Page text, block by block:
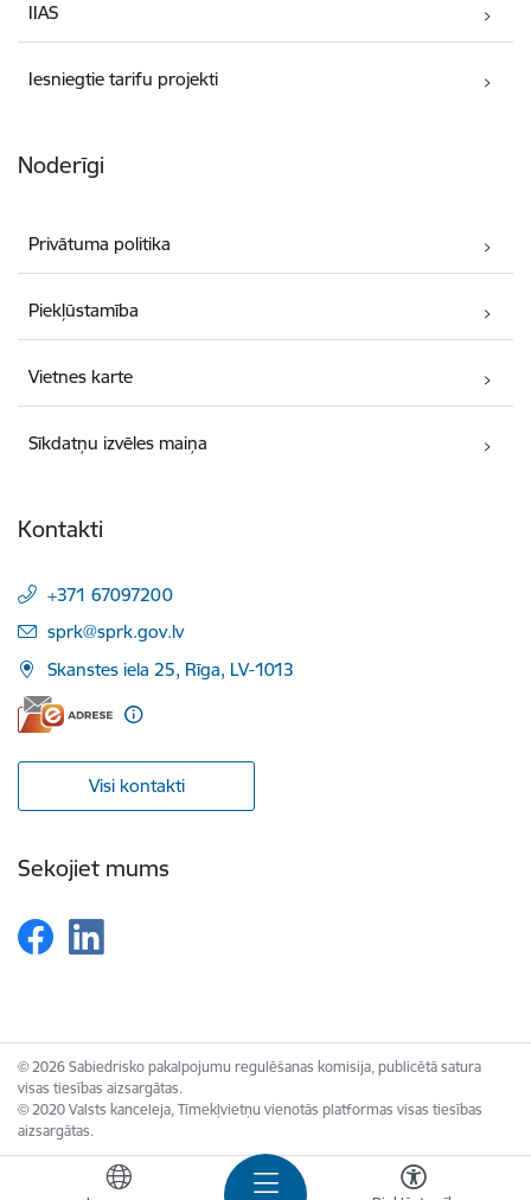
IIAS
Iesniegtie tarifu projekti
Noderīgi
Privātuma politika
Piekļūstamība
Vietnes karte
Sīkdatņu izvēles maiņa
Kontakti
+371 67097200
E-pasts:
sprk@sprk.gov.lv
Skanstes iela 25, Rīga, LV-1013
Visi kontakti
Sekojiet mums
© 2026 Sabiedrisko pakalpojumu regulēšanas komisija, publicētā satura
visas tiesības aizsargātas.
© 2020 Valsts kanceleja, Tīmekļvietņu vienotās platformas visas tiesības
aizsargātas.